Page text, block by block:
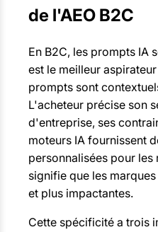
de l'AEO B2C
En B2C, les prompts IA
est le meilleur
prompts sont
L'acheteur précise son
d'entreprise, ses
moteurs IA fournissent
personnalisées pour les
signifie que les
et plus impactantes.
Cette spécificité a trois